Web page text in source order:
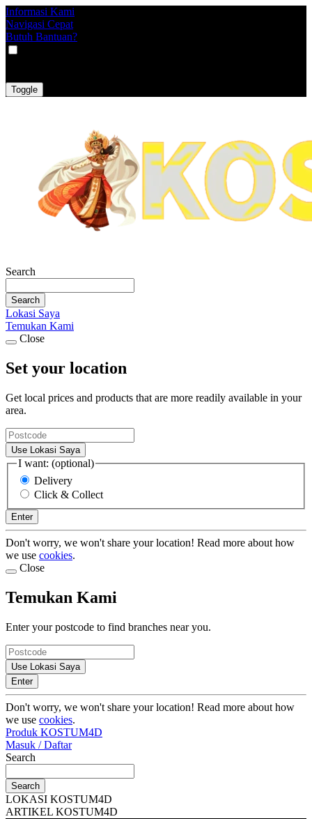
Informasi Kami
Navigasi Cepat
Butuh Bantuan?
Toggle
Search
Search
Lokasi Saya
Temukan Kami
Close
Set your location
Get local prices and products that are more readily available in your
area.
Use Lokasi Saya
I want: (optional)
Delivery
Click & Collect
Enter
Don't worry, we won't share your location! Read more about how
we use cookies.
Close
Temukan Kami
Enter your postcode to find branches near you.
Use Lokasi Saya
Enter
Don't worry, we won't share your location! Read more about how
we use cookies.
Produk KOSTUM4D
Masuk / Daftar
Search
Search
LOKASI KOSTUM4D
ARTIKEL KOSTUM4D